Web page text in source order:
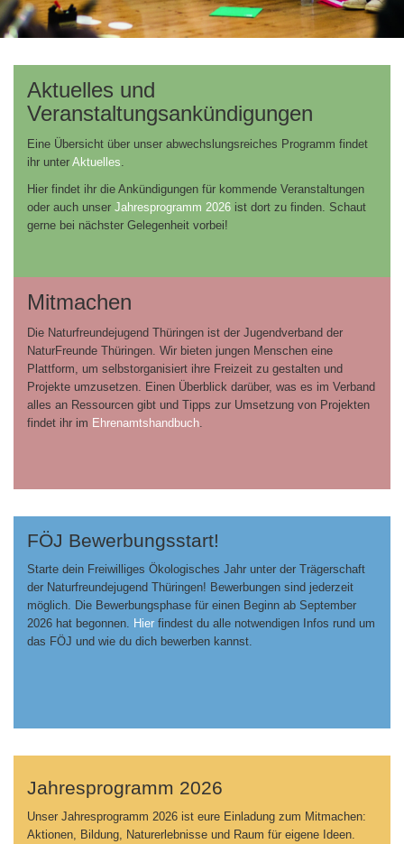
Aktuelles und
Veranstaltungsankündigungen
Eine Übersicht über unser abwechslungsreiches Programm findet
ihr unter Aktuelles
Hier findet ihr die Ankündigungen für kommende Veranstaltungen
oder auch unser Jahresprogramm 2026 ist dort zu finden. Schaut
gerne bei nächster Gelegenheit vorbei!
Mitmachen
Die Naturfreundejugend Thüringen ist der Jugendverband der
NaturFreunde Thüringen. Wir bieten jungen Menschen eine
Plattform, um selbstorganisiert ihre Freizeit zu gestalten und
Projekte umzusetzen. Einen Überblick darüber, was es im Verband
alles an Ressourcen gibt und Tipps zur Umsetzung von Projekten
findet ihr im Ehrenamtshandbuch
FÖJ Bewerbungsstart!
Starte dein Freiwilliges Ökologisches Jahr unter der Trägerschaft
der Naturfreundejugend Thüringen! Bewerbungen sind jederzeit
möglich. Die Bewerbungsphase für einen Beginn ab September
2026 hat begonnen. Hier findest du alle notwendigen Infos rund um
das FÖJ und wie du dich bewerben kannst.
Jahresprogramm 2026
Unser Jahresprogramm 2026 ist eure Einladung zum Mitmachen:
Aktionen, Bildung, Naturerlebnisse und Raum für eigene Ideen.